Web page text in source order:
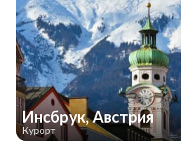
Инсбрук, Австрия
Курорт